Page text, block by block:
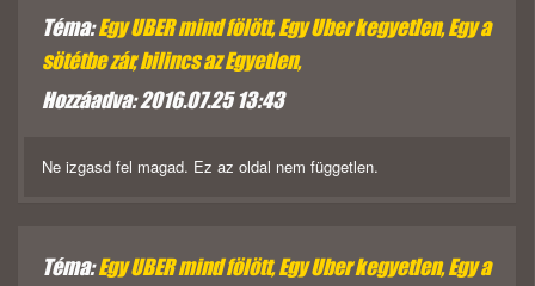
Téma:Egy UBER mind fölött, Egy Uber kegyetlen, Egy a
sötétbe zár, bilincs az Egyetlen,
Hozzáadva: 2016.07.25 13:43
Ne izgasd fel magad. Ez az oldal nem független.
Téma:Egy UBER mind fölött, Egy Uber kegyetlen, Egy a